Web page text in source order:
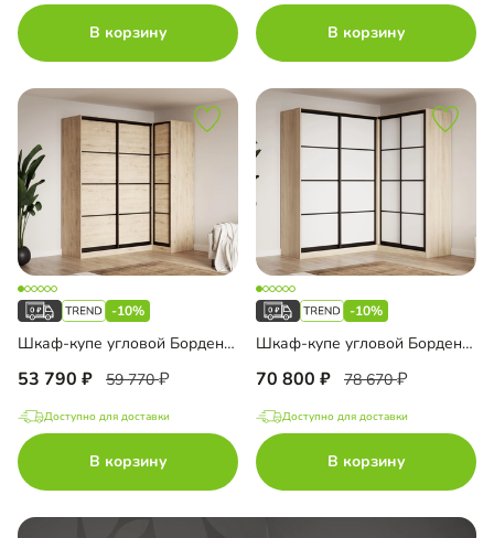
В корзину В корзину
-10%
Шкаф-купе угловой Борден-5-4 1100
53 790 59 770
Доступно для доставки
В корзину
-10%
Шкаф-купе угловой Борден-6-4 1800
70 800 78 670
Доступно для доставки
В корзину